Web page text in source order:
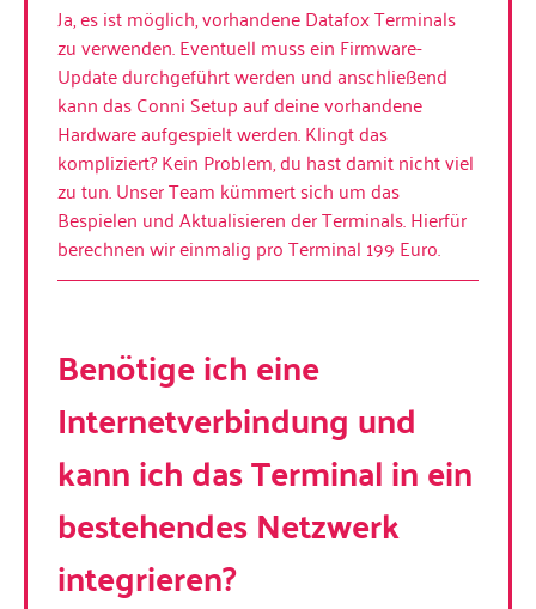
Ja, es ist möglich, vorhandene Datafox Terminals
zu verwenden. Eventuell muss ein Firmware-
Update durchgeführt werden und anschließend
kann das Conni Setup auf deine vorhandene
Hardware aufgespielt werden. Klingt das
kompliziert? Kein Problem, du hast damit nicht viel
zu tun. Unser Team kümmert sich um das
Bespielen und Aktualisieren der Terminals. Hierfür
berechnen wir einmalig pro Terminal 199 Euro.
Benötige ich eine
Internetverbindung und
kann ich das Terminal in ein
bestehendes Netzwerk
integrieren?